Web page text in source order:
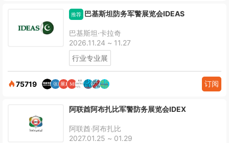
推荐 巴基斯坦防务军警展览会IDEAS
巴基斯坦·卡拉奇
2026.11.24 ~ 11.27
行业专业展
75719 订阅
阿联酋阿布扎比军警防务展览会IDEX
阿联酋·阿布扎比
2027.01.25 ~ 01.29